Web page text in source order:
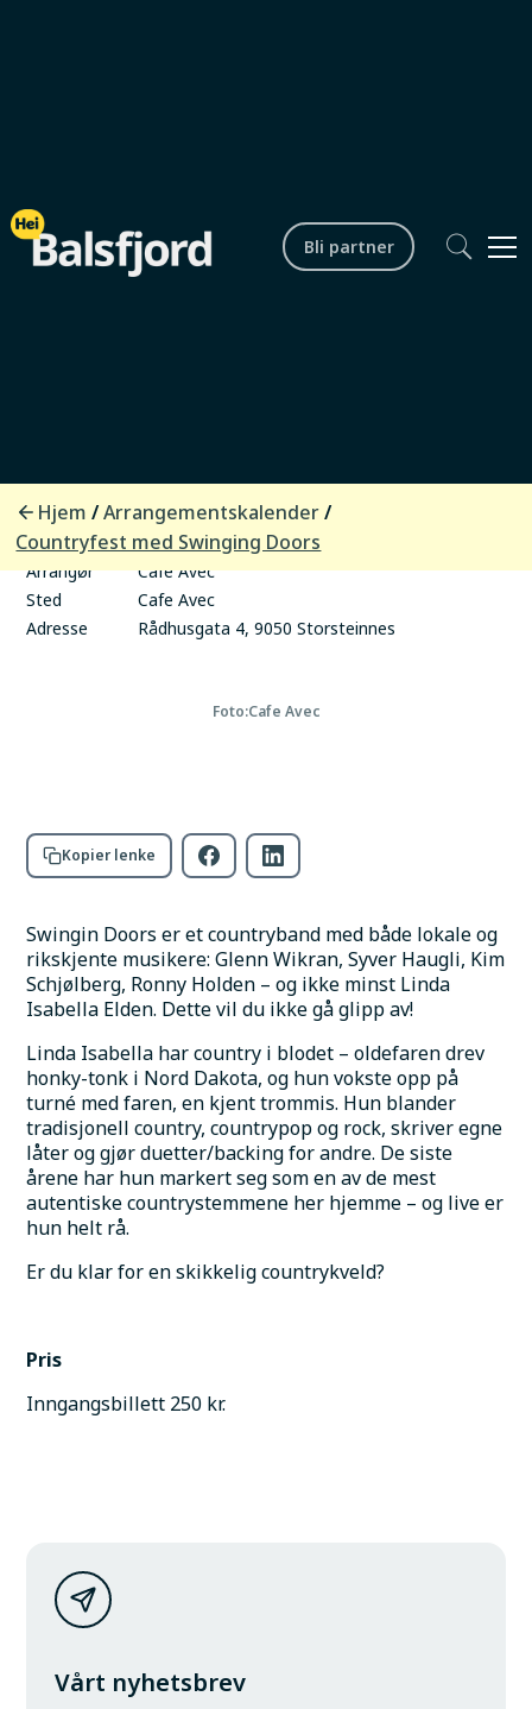
Bli partner
Hjem /Arrangementskalender /
Countryfest med Swinging Doors
Sluttdato /
tid
20.12.2025 kl. 24.00
Arrangør
Cafe Avec
Sted
Cafe Avec
Adresse
Rådhusgata 4, 9050 Storsteinnes
Foto:Cafe Avec
Kopier lenke
Swingin Doors er et countryband med både lokale og
rikskjente musikere: Glenn Wikran, Syver Haugli, Kim
Schjølberg, Ronny Holden – og ikke minst Linda
Isabella Elden. Dette vil du ikke gå glipp av!
Linda Isabella har country i blodet – oldefaren drev
honky-tonk i Nord Dakota, og hun vokste opp på
turné med faren, en kjent trommis. Hun blander
tradisjonell country, countrypop og rock, skriver egne
låter og gjør duetter/backing for andre. De siste
årene har hun markert seg som en av de mest
autentiske countrystemmene her hjemme – og live er
hun helt rå.
Er du klar for en skikkelig countrykveld?
Pris
Inngangsbillett 250 kr.
Vårt nyhetsbrev